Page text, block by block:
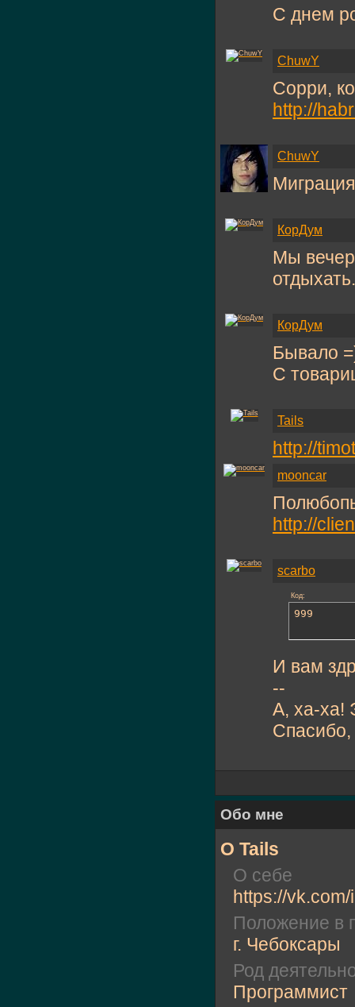
С днем
ChuwY
Сорри,
http://
ChuwY
КорДум
Мы
КорДум
Бывало
С
Tails
http://
mooncar
http://
scarbo
Код:
999
И вам
--
А, ха-ха!
Спасибо,
Обо мне
О Tails
О себе
https://
Положение в
г. Чебоксары
Род
Программист